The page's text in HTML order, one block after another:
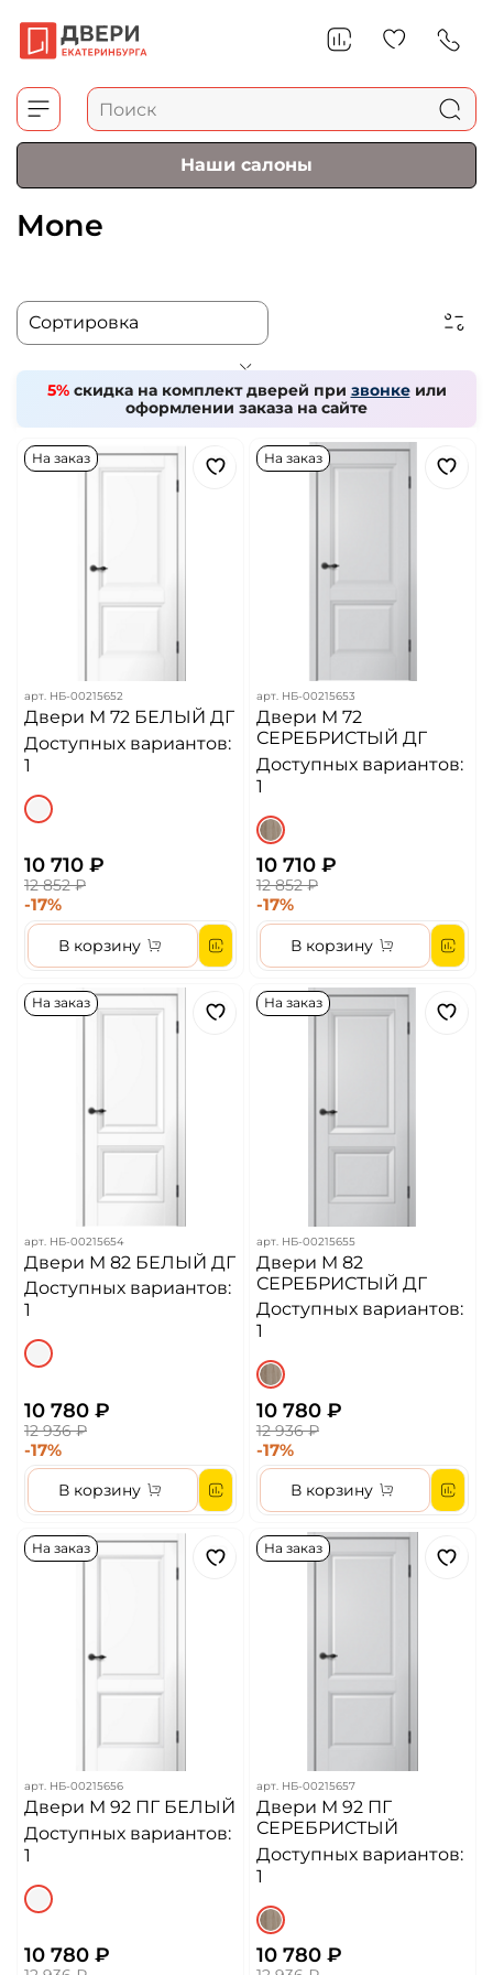
Наши салоны
Mone
5% скидка на комплект дверей при звонкеили
оформлении заказа на сайте
На заказ
арт. НБ-00215652
Двери M 72 БЕЛЫЙ ДГ
Доступных вариантов:
1
10 710 ₽
12 852 ₽
-17%
В корзину
На заказ
арт. НБ-00215653
Двери M 72
СЕРЕБРИСТЫЙ ДГ
Доступных вариантов:
1
10 710 ₽
12 852 ₽
-17%
В корзину
На заказ
арт. НБ-00215654
Двери M 82 БЕЛЫЙ ДГ
Доступных вариантов:
1
10 780 ₽
12 936 ₽
-17%
В корзину
На заказ
арт. НБ-00215655
Двери M 82
СЕРЕБРИСТЫЙ ДГ
Доступных вариантов:
1
10 780 ₽
12 936 ₽
-17%
В корзину
На заказ
арт. НБ-00215656
Двери M 92 ПГ БЕЛЫЙ
Доступных вариантов:
1
10 780 ₽
На заказ
арт. НБ-00215657
Двери M 92 ПГ
СЕРЕБРИСТЫЙ
Доступных вариантов:
1
10 780 ₽